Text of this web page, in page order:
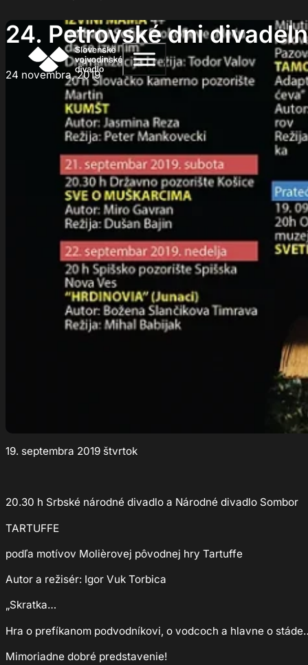
24. Petrovské dni
24 novembra, 2019
19. septembra 2019 štvrtok
20.30 h Srbské národné divadlo a Národné divadlo Sombor
TARTUFFE
podľa motívov Molièrovej pôvodnej hry Tartuffe
Autor a režisér: Igor Vuk Torbica
„Skratka…
Hra o prefíkanom podvodníkovi, o vodcoch a hlavne o
Mimoriadne dobré predstavenie!